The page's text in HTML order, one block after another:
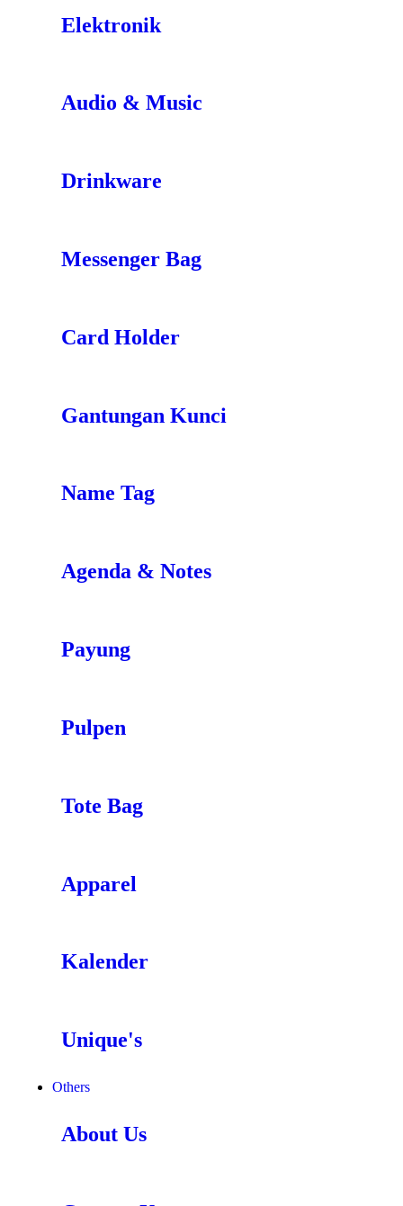
Elektronik
Audio & Music
Drinkware
Messenger Bag
Card Holder
Gantungan Kunci
Name Tag
Agenda & Notes
Payung
Pulpen
Tote Bag
Apparel
Kalender
Unique's
Others
About Us